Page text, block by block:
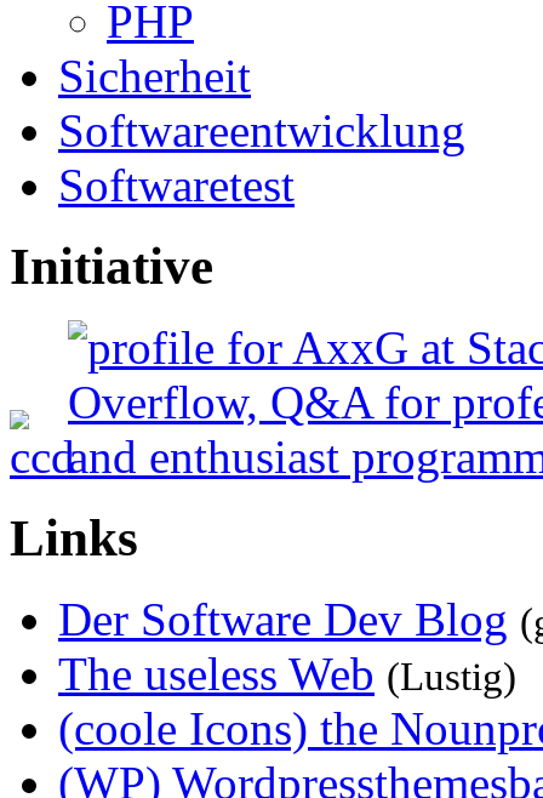
PHP
Sicherheit
Softwareentwicklung
Softwaretest
Initiative
Links
Der Software Dev Blog
The useless Web (Lustig)
(coole Icons) the
(WP)